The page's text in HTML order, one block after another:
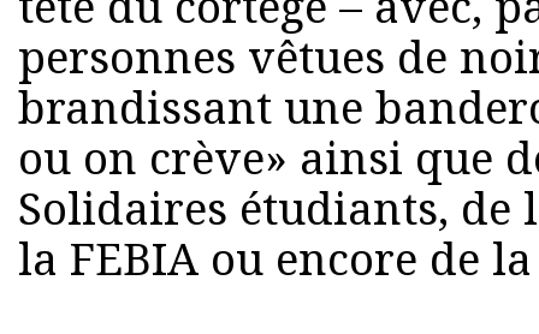
personnes vêtues de
brandissant une
ou on crève» ainsi que
Solidaires étudiants, de
la FEBIA ou encore de